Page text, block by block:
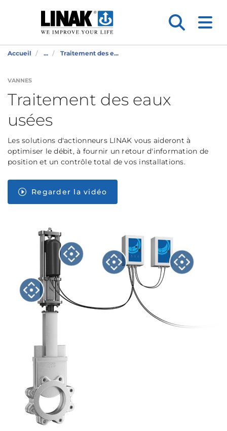
Accueil ... Traitement des e...
VANNES
Traitement des eaux
usées
Les solutions d'actionneurs LINAK vous aideront à
optimiser le débit, à fournir un retour d'information de
position et un contrôle total de vos installations.
Regarder la vidéo